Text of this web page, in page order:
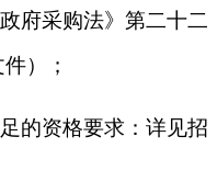
府采购法》第二十二
）；
的资格要求：详见招